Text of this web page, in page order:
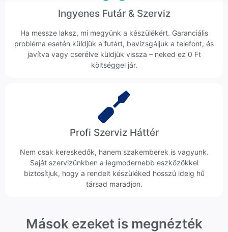
Ingyenes Futár & Szerviz
Ha messze laksz, mi megyünk a készülékért. Garanciális
probléma esetén küldjük a futárt, bevizsgáljuk a telefont, és
javítva vagy cserélve küldjük vissza – neked ez 0 Ft
költséggel jár.
Profi Szerviz Háttér
Nem csak kereskedők, hanem szakemberek is vagyunk.
Saját szervizünkben a legmodernebb eszközökkel
biztosítjuk, hogy a rendelt készüléked hosszú ideig hű
társad maradjon.
Mások ezeket is megnézték